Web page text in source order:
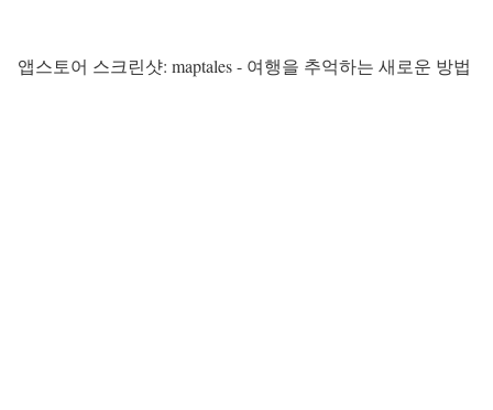
앱스토어 스크린샷: maptales - 여행을 추억하는 새로운 방법